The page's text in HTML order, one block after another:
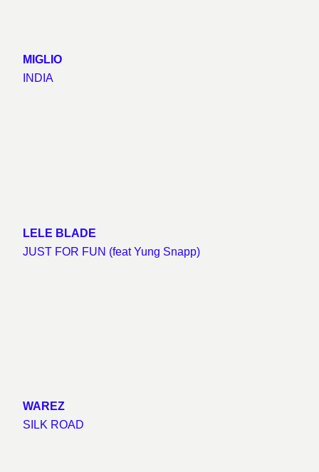
MIGLIO
INDIA
LELE BLADE
JUST FOR FUN (feat Yung Snapp)
WAREZ
SILK ROAD